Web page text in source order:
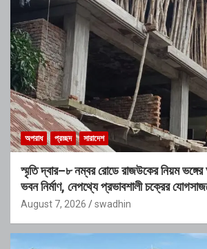
অপরাধ প্রচ্ছদ সারাদেশ
স্মৃতি দ্বার–৮ নম্বর রোডে রাজউকের নিয়ম
ভবন নির্মাণ, নেপথ্যে প্রভাবশালী চক্রের
August 7, 2026 swadhin